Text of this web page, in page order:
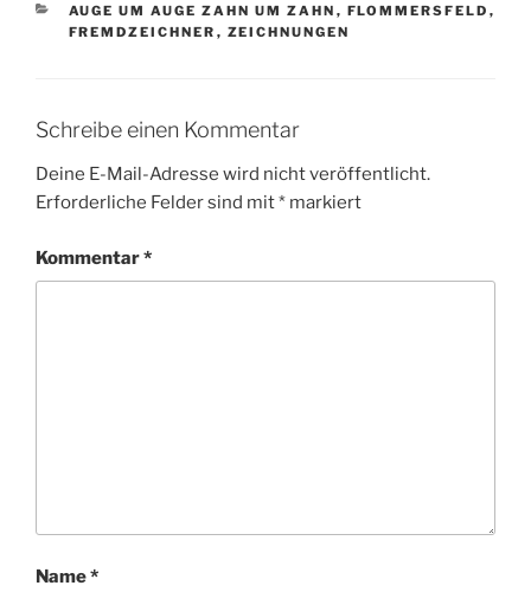
KATEGORIEN
AUGE UM AUGE ZAHN UM ZAHN , FLOMMERSFELD ,
FREMDZEICHNER , ZEICHNUNGEN
Schreibe einen Kommentar
Deine E-Mail-Adresse wird nicht veröffentlicht.
Erforderliche Felder sind mit* markiert
Kommentar*
Name*